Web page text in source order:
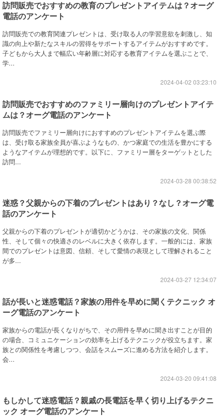
訪問販売でおすすめの教育のプレゼントアイテムは？オーグ
電話のアンケート
訪問販売での教育関連プレゼントは、受け取る人の学習意欲を刺激し、知
識の向上や新たなスキルの習得をサポートするアイテムがおすすめです。
子どもから大人まで幅広い年齢層に対応する教育アイテムを選ぶことで、
学...
2024-04-02 03:23:10
訪問販売でおすすめのファミリー層向けのプレゼントアイテ
ムは？オーグ電話のアンケート
訪問販売でファミリー層向けにおすすめのプレゼントアイテムを選ぶ際
は、受け取る家族全員が喜ぶようなもの、かつ家庭での生活を豊かにする
ようなアイテムが理想的です。以下に、ファミリー層をターゲットとした
訪問...
2024-03-28 00:38:52
迷惑？父親からの下着のプレゼントはあり？なし？オーグ電
話のアンケート
父親からの下着のプレゼントが適切かどうかは、その家族の文化、関係
性、そして個々の快適さのレベルに大きく依存します。一般的には、家族
間でのプレゼントは意図、信頼、そして愛情の表現として理解されること
が多...
2024-03-27 12:34:07
話が長いと迷惑電話？家族の用件を早めに聞くテクニック オ
ーグ電話のアンケート
家族からの電話が長くなりがちで、その用件を早めに聞き出すことが目的
の場合、コミュニケーションの効率を上げるテクニックが役立ちます。家
族との関係性を考慮しつつ、会話をスムーズに進める方法を紹介します。
会...
2024-03-20 09:41:08
もしかして迷惑電話？親戚の長電話を早く切り上げるテクニ
ック オーグ電話のアンケート